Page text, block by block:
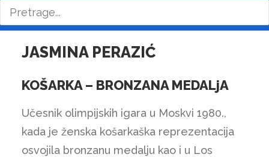
JASMINA PERAZIĆ
KOŠARKA – BRONZANA MEDALjA
Učesnik olimpijskih igara u Moskvi 1980.,
kada je ženska košarkaška reprezentacija
osvojila bronzanu medalju kao i u Los